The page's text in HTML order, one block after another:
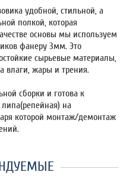
удобной, стильной, а
полкой, которая
основы мы используем
фанеру 3мм. Это
сырьевые материалы,
влаги, жары и трения.
сборки и готова к
на
которой монтаж/демонтаж